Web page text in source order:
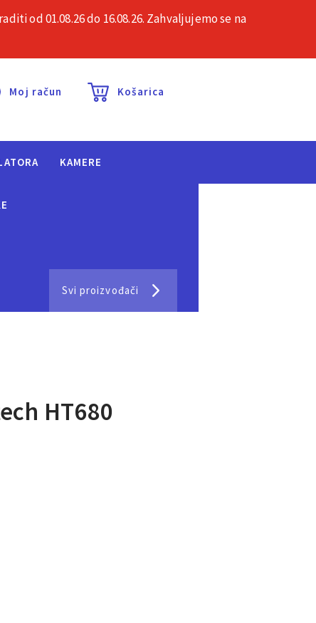
pitanja Kontakt
Moj račun Košarica
KAMERE
Svi proizvođači
HT680
od 01.08.26 do 16.08.26. Zahvaljujemo se na